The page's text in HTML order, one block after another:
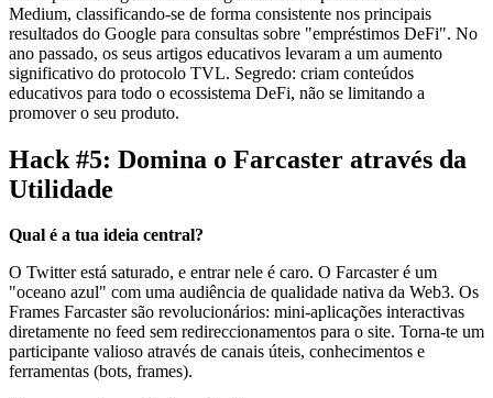
Medium, classificando-se de forma consistente nos principais
resultados do Google para consultas sobre "empréstimos DeFi". No
ano passado, os seus artigos educativos levaram a um aumento
significativo do protocolo TVL. Segredo: criam conteúdos
educativos para todo o ecossistema DeFi, não se limitando a
promover o seu produto.
Hack #5: Domina o Farcaster através da
Utilidade
Qual é a tua ideia central?
O Twitter está saturado, e entrar nele é caro. O Farcaster é um
"oceano azul" com uma audiência de qualidade nativa da Web3. Os
Frames Farcaster são revolucionários: mini-aplicações interactivas
diretamente no feed sem redireccionamentos para o site. Torna-te um
participante valioso através de canais úteis, conhecimentos e
ferramentas (bots, frames).